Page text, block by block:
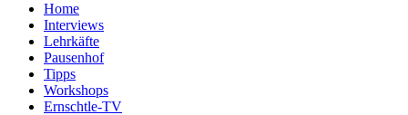
Home
Interviews
Lehrkäfte
Pausenhof
Tipps
Workshops
Ernschtle-TV